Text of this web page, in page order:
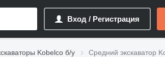
Вход / Регистрация
Kobelco б/у Средний экскаватор